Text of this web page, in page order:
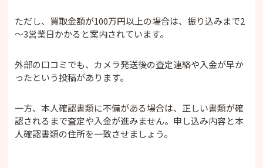
ただし、買取金額が100万円以上の場合は、振り込みまで2
～3営業日かかると案内されています。
外部の口コミでも、カメラ発送後の査定連絡や入金が早か
ったという投稿があります。
一方、本人確認書類に不備がある場合は、正しい書類が確
認されるまで査定や入金が進みません。申し込み内容と本
人確認書類の住所を一致させましょう。